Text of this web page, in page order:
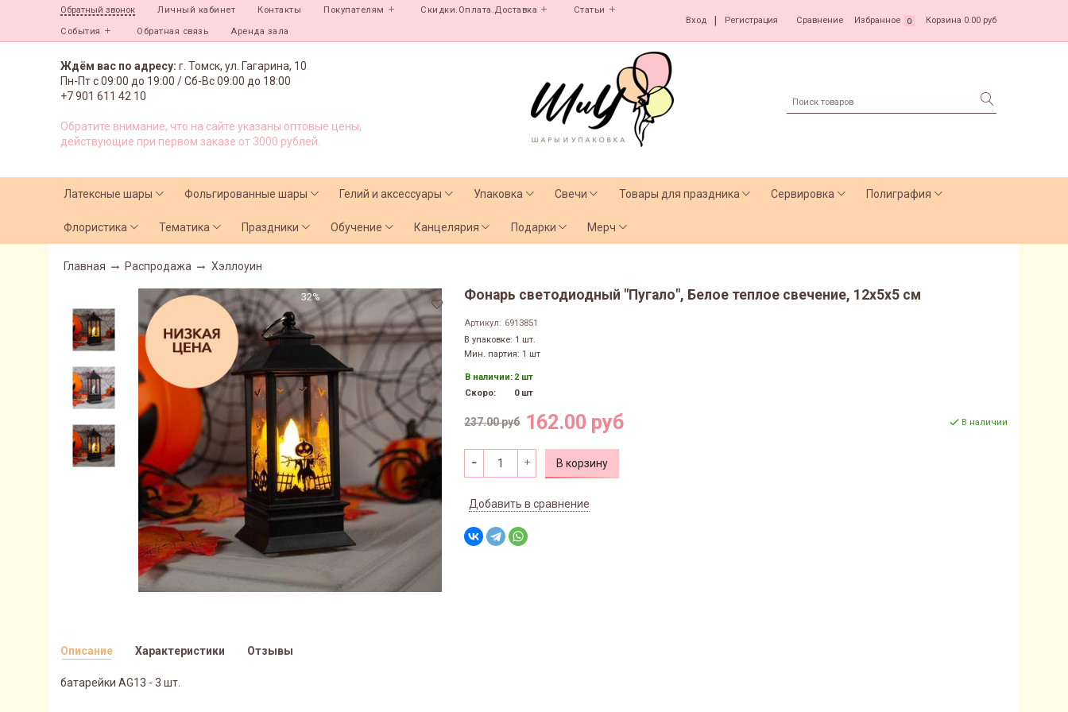
Обратный звонок Личный кабинет Контакты Покупателям Скидки.Оплата.Доставка Статьи
События Обратная связь Аренда зала
Вход Регистрация Сравнение Избранное 0 Корзина 0.00 руб
Ждём вас по адресу: г. Томск, ул. Гагарина, 10
Пн-Пт с09:00 до 19:00 /Сб-Вс 09:00 до 18:00
+7 901 611 42 10
Обратите внимание, что на сайте указаны оптовые цены,
действующие при первом заказе от 3000 рублей.
Латексные шары Фольгированные шары Гелий и аксессуары Упаковка Свечи Товары для праздника Сервировка Полиграфия
Флористика Тематика Праздники Обучение Канцелярия Подарки Мерч
Главная Распродажа Хэллоуин
32% Фонарь светодиодный "Пугало", Белое теплое свечение, 12x5x5 см
Артикул: 6913851
В упаковке: 1 шт.
Мин. партия: 1 шт
В наличии: 2 шт
Скоро:
0 шт
237.00 руб 162.00 руб В наличии
В корзину
Добавить в сравнение
Описание
батарейки AG13 - 3 шт.
Характеристики Отзывы